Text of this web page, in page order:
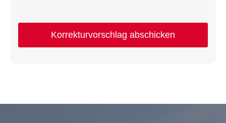
Korrekturvorschlag abschicken